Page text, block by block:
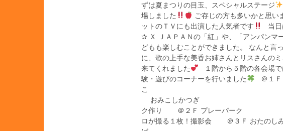
ずは夏まつりの目玉、スペシャルステージ
場しました
ご存じの方も多いかと思い
ットのＴＶにも出演した人気者です
当日
✰ Ｘ ＪＡＰＡＮの「紅」や、「アンパンマ
どもも楽しむことができました。 なんと言
に、歌の上手な美香お姉さんとリスさんの
来てくれました
１階から５階の各会場
験・遊びのコーナーを行いました
＠１Ｆ
こ 手回し発電
おみこしかつぎ
ク作り ＠２Ｆ
ロが撮る１枚！撮影会 ＠３Ｆ おたのし